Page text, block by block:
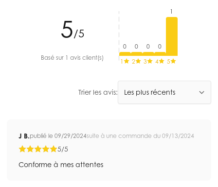
5/5
Basé sur 1 avis client(s)
0
1
0
2
0
3
0
4
1
5
Trier les avis:
J B.publié le 09/29/2024suite à une commande du 09/13/2024
5/5
Conforme à mes attentes